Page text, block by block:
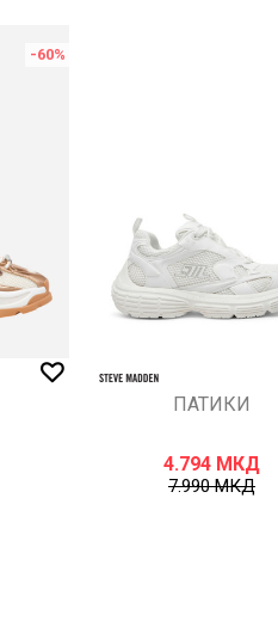
-60%
ПАТИКИ
4.794 МКД
7.990МКД